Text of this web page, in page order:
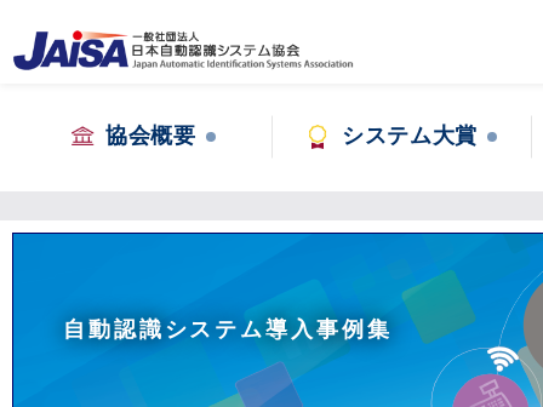
協会概要 システム大賞
自動認識システム導入事例集